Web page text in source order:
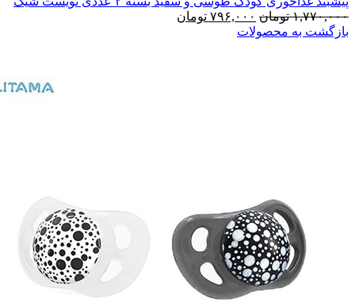
۱,۷۷۰,۰۰۰ تومان ۷۹۶,۰۰۰ تومان
بازگشت به محصولات